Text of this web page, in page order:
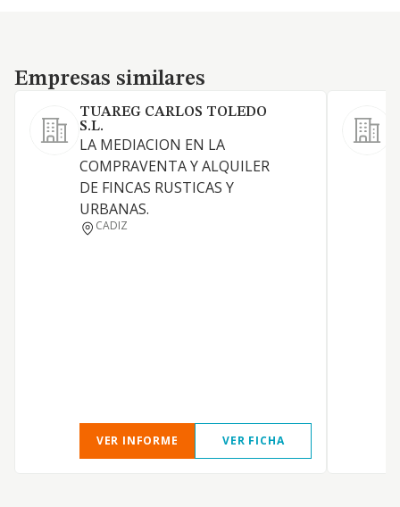
Empresas similares
Empresas similares
TUAREG CARLOS TOLEDO
S.L.
LA MEDIACION EN LA
COMPRAVENTA Y ALQUILER
DE FINCAS RUSTICAS Y
URBANAS.
CADIZ
VER INFORME VER FICHA